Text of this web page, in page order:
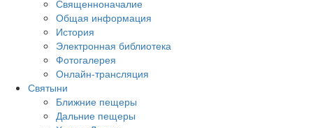
Священноначалие
Общая информация
История
Электронная библиотека
Фотогалерея
Онлайн-трансляция
Святыни
Ближние пещеры
Дальние пещеры